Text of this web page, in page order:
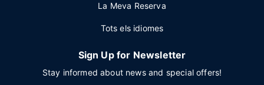
La Meva Reserva
Tots els idiomes
Sign Up for Newsletter
Stay informed about news and special offers!